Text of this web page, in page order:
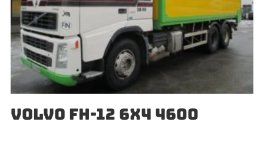
VOLVO FH-12 6X4 4600